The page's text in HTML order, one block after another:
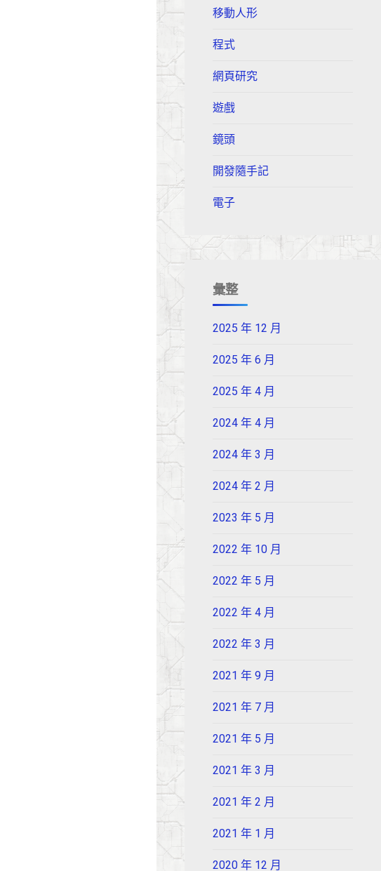
移動人形
程式
網頁研究
遊戲
鏡頭
開發隨手記
電子
彙整
2025 年 12 月
2025 年 6 月
2025 年 4 月
2024 年 4 月
2024 年 3 月
2024 年 2 月
2023 年 5 月
2022 年 10 月
2022 年 5 月
2022 年 4 月
2022 年 3 月
2021 年 9 月
2021 年 7 月
2021 年 5 月
2021 年 3 月
2021 年 2 月
2021 年 1 月
2020 年 12 月